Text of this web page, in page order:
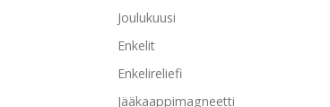
Joulukuusi
Enkelit
Enkelireliefi
Jääkaappimagneetti